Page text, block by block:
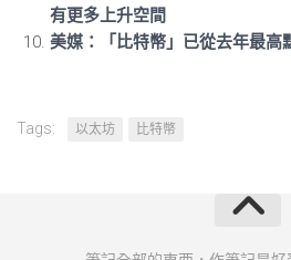
有更多上升空間
美媒：「比特幣」已從去年最高
Tags: 以太坊 比特幣